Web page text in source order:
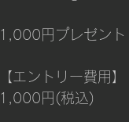
1,000円プレゼント
【エントリー費用】
1,000円(税込)